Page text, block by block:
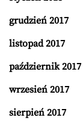
grudzień 2017
listopad 2017
październik 2017
wrzesień 2017
sierpień 2017